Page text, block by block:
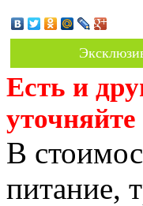
Есть и
В
питание,